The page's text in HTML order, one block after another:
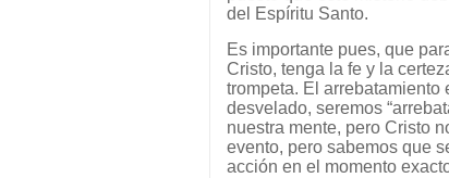
del Espíritu Santo.
Es importante pues, que
Cristo, tenga la fe y la
trompeta. El arrebatamiento
desvelado, seremos
nuestra mente, pero Cristo
evento, pero sabemos que
acción en el momento